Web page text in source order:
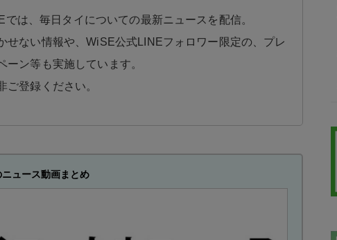
では、毎日タイについての最新ニュースを配信。
せない情報や、WiSE公式LINEフォロワー限定の、プレ
ーン等も実施しています。
ご登録ください。
ュース動画まとめ